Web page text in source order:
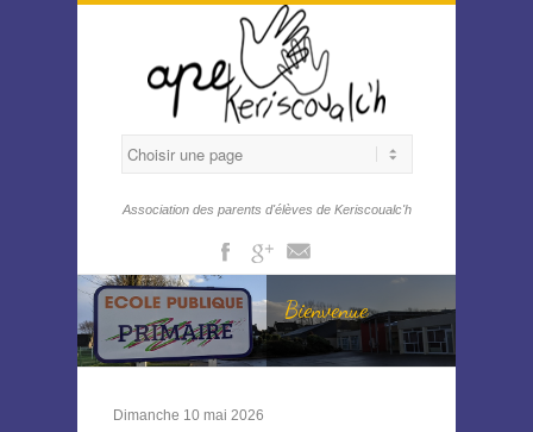
Association des parents d'élèves de Keriscoualc'h
Facebook
Gplus
Bienvenue
Dimanche 10 mai 2026